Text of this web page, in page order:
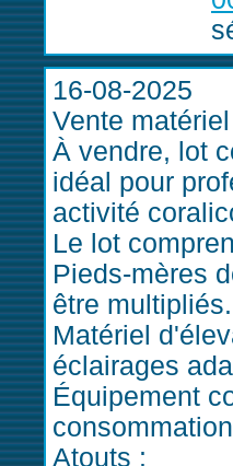
16-08-2025
Vente
À vendre, lot
idéal pour
activité
Le lot
Pieds-mères
être multipliés.
Matériel
éclairages
Équipement
Atouts :